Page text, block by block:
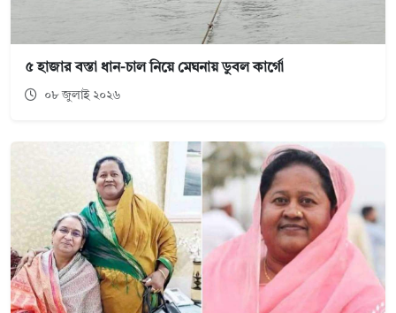
৫ হাজার বস্তা ধান-চাল নিয়ে মেঘনায় ডুবল কার্গো
০৮ জুলাই ২০২৬